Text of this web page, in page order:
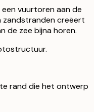
vuurtoren aan de
zandstranden creëert
de zee bijna horen.
rand die het ontwerp